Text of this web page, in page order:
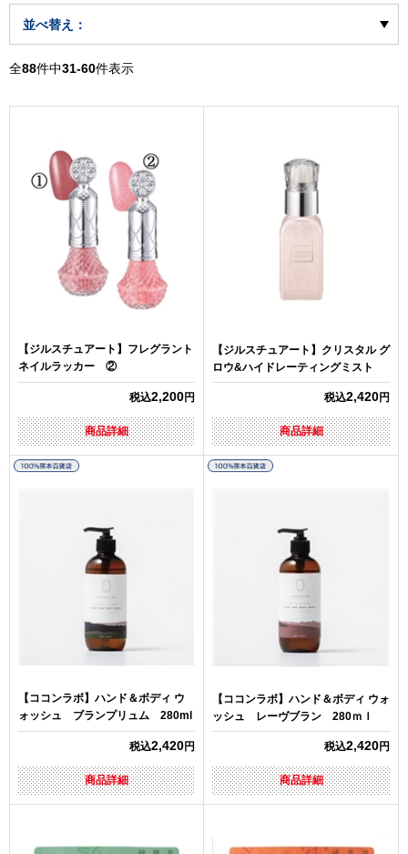
並べ替え：
全88件中31-60件表示
【ジルスチュアート】フレグラント
ネイルラッカー ②
税込2,200円
商品詳細
【ジルスチュアート】クリスタル グ
ロウ&ハイドレーティングミスト
税込2,420円
商品詳細
【ココンラボ】ハンド＆ボディ ウ
ォッシュ ブランプリュム 280ml
税込2,420円
商品詳細
【ココンラボ】ハンド＆ボディ ウォ
ッシュ レーヴブラン 280ｍｌ
税込2,420円
商品詳細